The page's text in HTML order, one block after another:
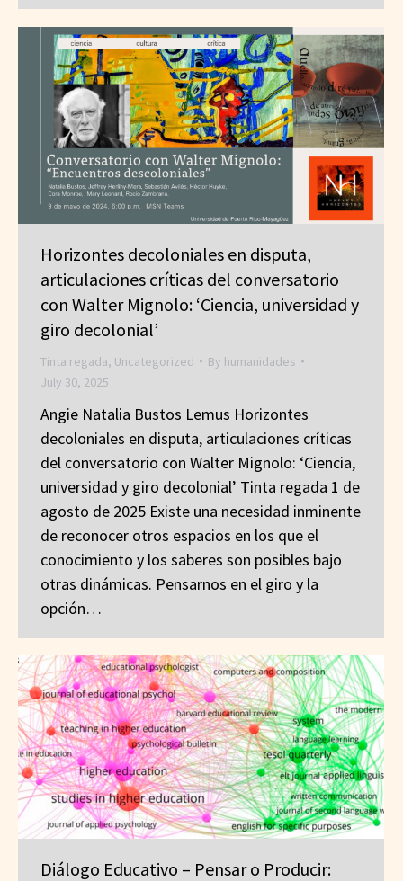
Horizontes decoloniales en disputa,
articulaciones críticas del conversatorio
con Walter Mignolo: ‘Ciencia, universidad y
giro decolonial’
Tinta regada, Uncategorized By humanidades
July 30, 2025
Angie Natalia Bustos Lemus Horizontes
decoloniales en disputa, articulaciones críticas
del conversatorio con Walter Mignolo: ‘Ciencia,
universidad y giro decolonial’ Tinta regada 1 de
agosto de 2025 Existe una necesidad inminente
de reconocer otros espacios en los que el
conocimiento y los saberes son posibles bajo
otras dinámicas. Pensarnos en el giro y la
opción…
Diálogo Educativo – Pensar o Producir: